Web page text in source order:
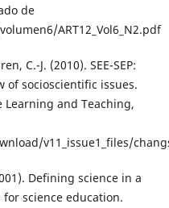
de
ART12_Vol6_N2.pdf
C.-J. (2010). SEE-SEP:
of socioscientific issues.
Learning and Teaching,
v11_issue1_files/
Defining science in a
science education.